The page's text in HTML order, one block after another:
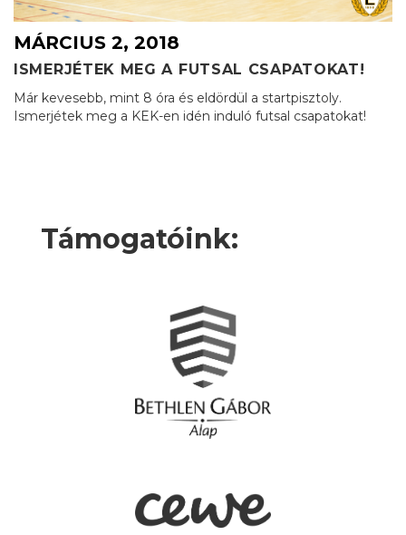
MÁRCIUS 2, 2018
ISMERJÉTEK MEG A FUTSAL CSAPATOKAT!
Már kevesebb, mint 8 óra és eldördül a startpisztoly.
Ismerjétek meg a KEK-en idén induló futsal csapatokat!
Támogatóink: